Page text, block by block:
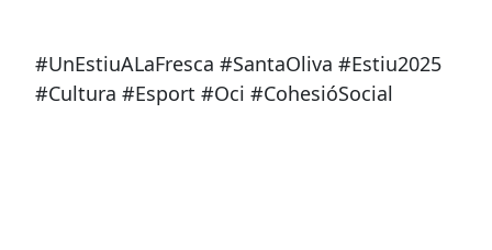
#UnEstiuALaFresca #SantaOliva #Estiu2025
#Cultura #Esport #Oci #CohesióSocial